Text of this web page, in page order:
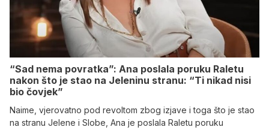
“Sad nema povratka”: Ana poslala poruku Raletu
nakon što je stao na Jeleninu stranu: “Ti nikad nisi
bio čovjek”
Naime, vjerovatno pod revoltom zbog izjave i toga što je stao
na stranu Jelene i Slobe, Ana je poslala Raletu poruku